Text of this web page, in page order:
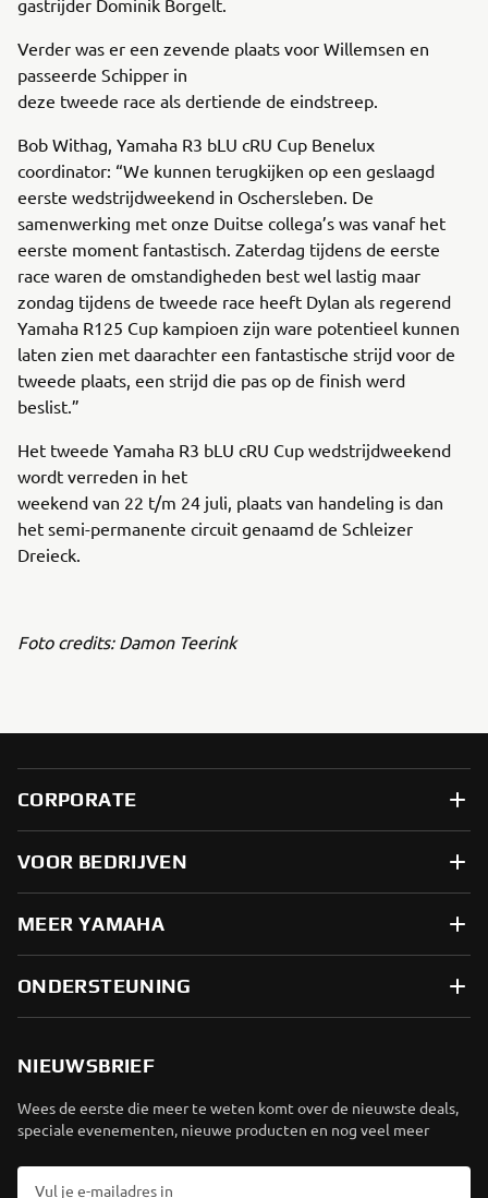
Verder was er een zevende plaats voor Willemsen en
passeerde Schipper in
deze tweede race als dertiende de eindstreep.
Bob Withag, Yamaha R3 bLU cRU Cup Benelux
coordinator: “We kunnen terugkijken op een geslaagd
eerste wedstrijdweekend in Oschersleben. De
samenwerking met onze Duitse collega’s was vanaf het
eerste moment fantastisch. Zaterdag tijdens de eerste
race waren de omstandigheden best wel lastig maar
zondag tijdens de tweede race heeft Dylan als regerend
Yamaha R125 Cup kampioen zijn ware potentieel kunnen
laten zien met daarachter een fantastische strijd voor de
tweede plaats, een strijd die pas op de finish werd
beslist.”
Het tweede Yamaha R3 bLU cRU Cup wedstrijdweekend
wordt verreden in het
weekend van 22 t/m 24 juli, plaats van handeling is dan
het semi-permanente circuit genaamd de Schleizer
Dreieck.
Foto credits: Damon Teerink
CORPORATE
VOOR BEDRIJVEN
MEER YAMAHA
ONDERSTEUNING
NIEUWSBRIEF
Wees de eerste die meer te weten komt over de nieuwste deals,
speciale evenementen, nieuwe producten en nog veel meer